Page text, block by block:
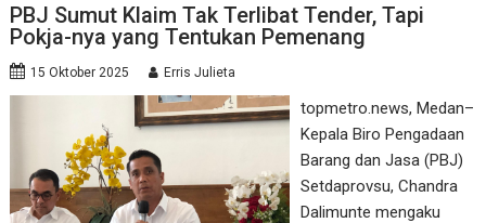
PBJ Sumut Klaim Tak Terlibat Tender, Tapi
Pokja-nya yang Tentukan Pemenang
15 Oktober 2025 Erris Julieta
topmetro.news, Medan–
Kepala Biro Pengadaan
Barang dan Jasa (PBJ)
Setdaprovsu, Chandra
Dalimunte mengaku